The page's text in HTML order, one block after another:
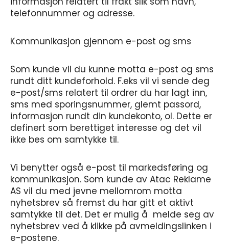
telefonnummer og adresse.
Kommunikasjon gjennom e-post og sms
Som kunde vil du kunne motta e-post og sms
rundt ditt kundeforhold. F.eks vil vi sende deg
e-post/sms relatert til ordrer du har lagt inn,
sms med sporingsnummer, glemt passord,
informasjon rundt din kundekonto, ol. Dette er
definert som berettiget interesse og det vil
ikke bes om samtykke til.
Vi benytter også e-post til markedsføring og
kommunikasjon. Som kunde av Atac Reklame
AS vil du med jevne mellomrom motta
nyhetsbrev så fremst du har gitt et aktivt
samtykke til det. Det er mulig å melde seg av
nyhetsbrev ved å klikke på avmeldingslinken i
e-postene.